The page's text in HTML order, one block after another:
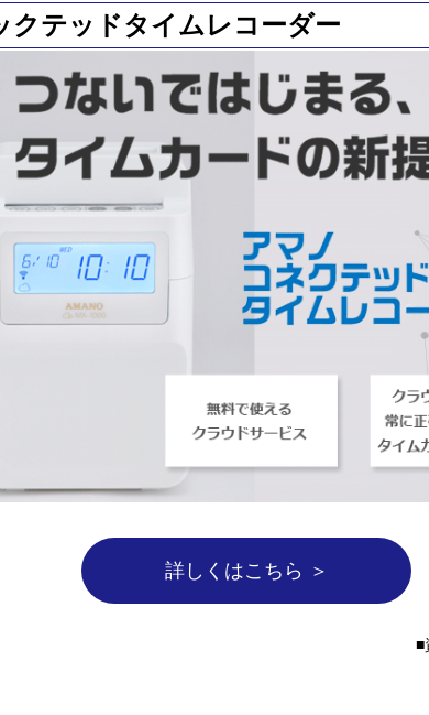
クテッドタイムレコーダー
詳しくはこちら ＞